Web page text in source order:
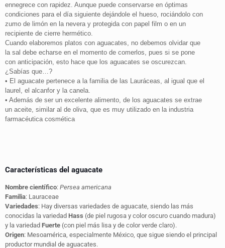
ennegrece con rapidez. Aunque puede conservarse en óptimas
condiciones para el día siguiente dejándole el hueso, rociándolo con
zumo de limón en la nevera y protegida con papel film o en un
recipiente de cierre hermético.
Cuando elaboremos platos con aguacates, no debemos olvidar que
la sal debe echarse en el momento de comerlos, pues si se pone
con anticipación, esto hace que los aguacates se oscurezcan.
¿Sabías que…?
• El aguacate pertenece a la familia de las Lauráceas, al igual que el
laurel, el alcanfor y la canela.
• Además de ser un excelente alimento, de los aguacates se extrae
un aceite, similar al de oliva, que es muy utilizado en la industria
farmacéutica cosmética
Características del aguacate
Nombre científico: Persea americana
Familia: Lauraceae
Variedades: Hay diversas variedades de aguacate, siendo las más
conocidas la variedad Hass (de piel rugosa y color oscuro cuando madura)
y la variedad Fuerte (con piel más lisa y de color verde claro).
Origen: Mesoamérica, especialmente México, que sigue siendo el principal
productor mundial de aguacates.